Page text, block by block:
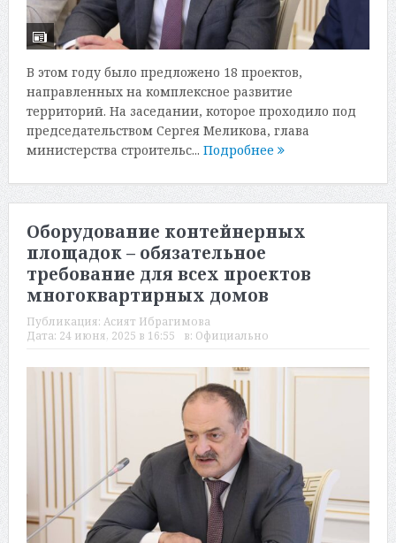
В этом году было предложено 18 проектов,
направленных на комплексное развитие
территорий. На заседании, которое проходило под
председательством Сергея Меликова, глава
министерства строительс... Подробнее
Оборудование контейнерных
площадок – обязательное
требование для всех проектов
многоквартирных домов
Публикация: Асият Ибрагимова
Дата: 24 июня, 2025 в 16:55 в: Официально